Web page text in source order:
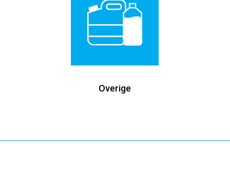
Overige